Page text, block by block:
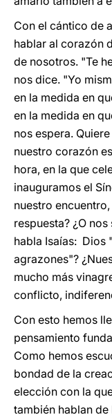
Con el cántico de
hablar al corazón
de nosotros. "Te
nos dice. "Yo
en la medida en
en la medida en
nos espera.
nuestro corazón
hora, en la que
inauguramos el
nuestro
respuesta? ¿O
habla Isaías: Dios
agrazones"?
mucho más
conflicto,
Con esto hemos
pensamiento
Como hemos
bondad de la
elección con la
también hablan